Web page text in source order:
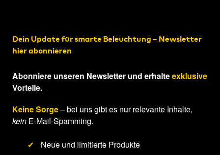
Dein Update für smarte Beleuchtung – Newsletter
hier abonnieren
Abonniere unseren Newsletter und erhalteexklusive
Vorteile.
Keine Sorge– bei uns gibt es nur relevante Inhalte,
kein E-Mail-Spamming.
✔
Neue und limitierte Produkte